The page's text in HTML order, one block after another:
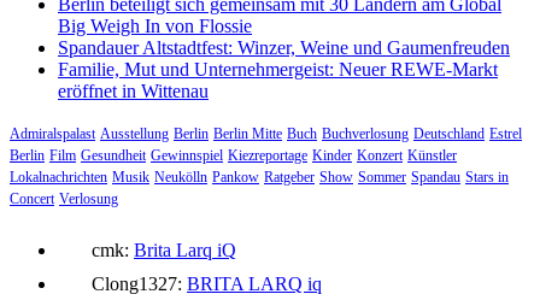
Big Weigh In von Flossie
Spandauer Altstadtfest: Winzer, Weine und Gaumenfreuden
Familie, Mut und Unternehmergeist: Neuer REWE-Markt
eröffnet in Wittenau
Admiralspalast Ausstellung Berlin Berlin Mitte Buch Buchverlosung Deutschland Estrel
Berlin Film Gesundheit Gewinnspiel Kiezreportage Kinder Konzert Künstler
Lokalnachrichten Musik Neukölln Pankow Ratgeber Show Sommer Spandau Stars in
Concert Verlosung
cmk: Brita Larq iQ
Clong1327: BRITA LARQ iq